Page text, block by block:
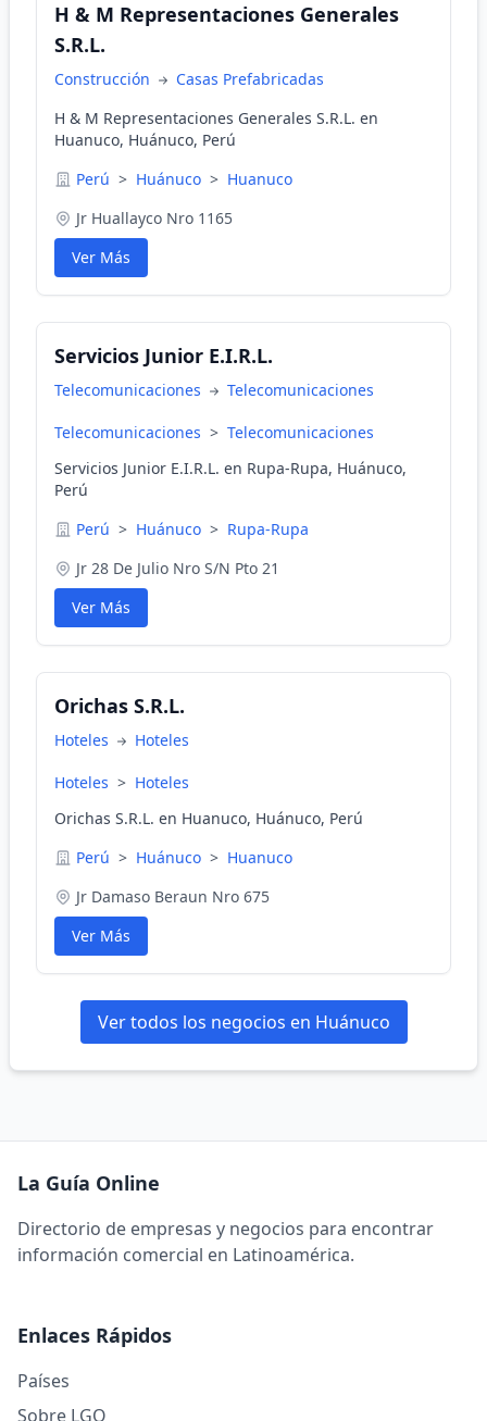
H & M Representaciones Generales
S.R.L.
Construcción
Casas Prefabricadas
H & M Representaciones Generales S.R.L. en
Huanuco, Huánuco, Perú
Perú > Huánuco > Huanuco
Jr Huallayco Nro 1165
Ver Más
Servicios Junior E.I.R.L.
Telecomunicaciones Telecomunicaciones
Telecomunicaciones > Telecomunicaciones
Servicios Junior E.I.R.L. en Rupa-Rupa, Huánuco,
Perú
Perú > Huánuco > Rupa-Rupa
Jr 28 De Julio Nro S/N Pto 21
Ver Más
Orichas S.R.L.
Hoteles Hoteles
Hoteles > Hoteles
Orichas S.R.L. en Huanuco, Huánuco, Perú
Perú > Huánuco > Huanuco
Jr Damaso Beraun Nro 675
Ver Más
Ver todos los negocios en Huánuco
La Guía Online
Directorio de empresas y negocios para encontrar
información comercial en Latinoamérica.
Enlaces Rápidos
Países
Sobre LGO